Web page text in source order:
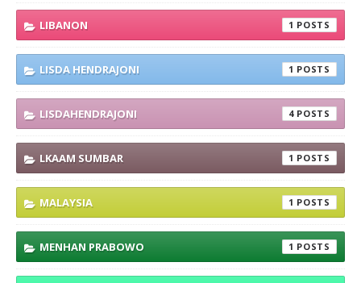
LIBANON 1
LISDA HENDRAJONI 1
LISDAHENDRAJONI 4
LKAAM SUMBAR 1
MALAYSIA 1
MENHAN PRABOWO 1